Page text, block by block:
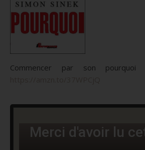
Commencer par son pourquoi
Merci d'avoir lu